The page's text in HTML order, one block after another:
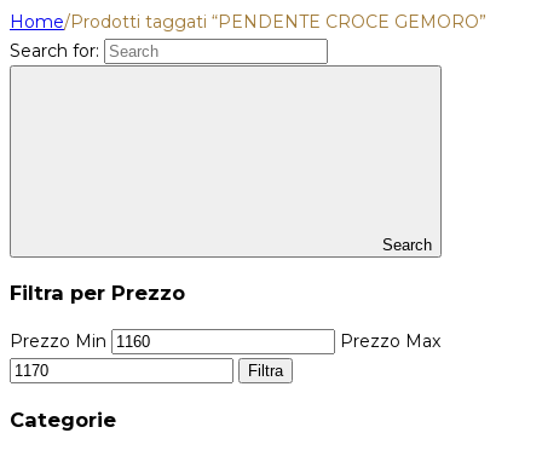
Home/Prodotti taggati “PENDENTE CROCE GEMORO”
Search for:
Search
Filtra per Prezzo
Prezzo Min Prezzo Max
Filtra
Categorie